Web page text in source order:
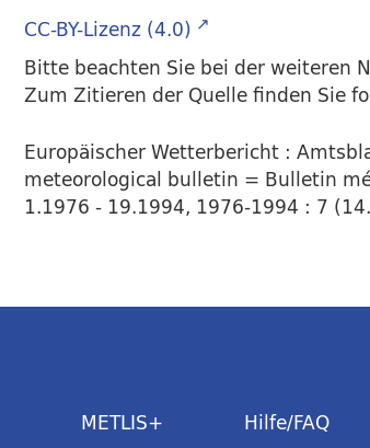
CC-BY-Lizenz (4.0)
Bitte beachten Sie bei der weiteren
Zum Zitieren der Quelle finden Sie
Europäischer Wetterbericht :
meteorological bulletin = Bulletin
1.1976 - 19.1994, 1976-1994 : 7
METLIS+ Hilfe/FAQ